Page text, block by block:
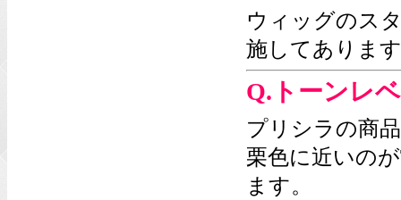
ウィッグのス
施してありま
Q.トーンレ
プリシラの商
栗色に近いの
ます。